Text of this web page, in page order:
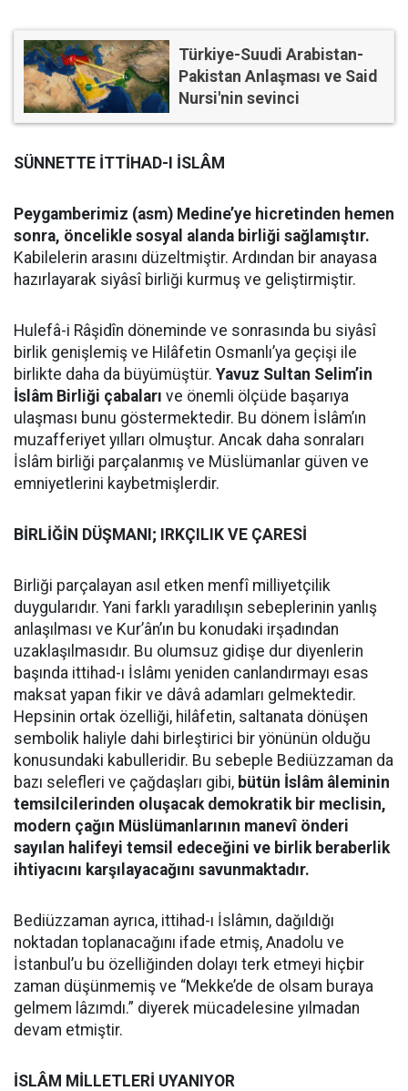
Türkiye-Suudi Arabistan-
Pakistan Anlaşması ve Said
Nursi'nin sevinci
SÜNNETTE İTTİHAD-I İSLÂM
Peygamberimiz (asm) Medine’ye hicretinden hemen
sonra, öncelikle sosyal alanda birliği sağlamıştır.
Kabilelerin arasını düzeltmiştir. Ardından bir anayasa
hazırlayarak siyâsî birliği kurmuş ve geliştirmiştir.
Hulefâ-i Râşidîn döneminde ve sonrasında bu siyâsî
birlik genişlemiş ve Hilâfetin Osmanlı’ya geçişi ile
birlikte daha da büyümüştür. Yavuz Sultan Selim’in
İslâm Birliği çabaları ve önemli ölçüde başarıya
ulaşması bunu göstermektedir. Bu dönem İslâm’ın
muzafferiyet yılları olmuştur. Ancak daha sonraları
İslâm birliği parçalanmış ve Müslümanlar güven ve
emniyetlerini kaybetmişlerdir.
BİRLİĞİN DÜŞMANI; IRKÇILIK VE ÇARESİ
Birliği parçalayan asıl etken menfî milliyetçilik
duygularıdır. Yani farklı yaradılışın sebeplerinin yanlış
anlaşılması ve Kur’ân’ın bu konudaki irşadından
uzaklaşılmasıdır. Bu olumsuz gidişe dur diyenlerin
başında ittihad-ı İslâmı yeniden canlandırmayı esas
maksat yapan fikir ve dâvâ adamları gelmektedir.
Hepsinin ortak özelliği, hilâfetin, saltanata dönüşen
sembolik haliyle dahi birleştirici bir yönünün olduğu
konusundaki kabulleridir. Bu sebeple Bediüzzaman da
bazı selefleri ve çağdaşları gibi, bütün İslâm âleminin
temsilcilerinden oluşacak demokratik bir meclisin,
modern çağın Müslümanlarının manevî önderi
sayılan halifeyi temsil edeceğini ve birlik beraberlik
ihtiyacını karşılayacağını savunmaktadır.
Bediüzzaman ayrıca, ittihad-ı İslâmın, dağıldığı
noktadan toplanacağını ifade etmiş, Anadolu ve
İstanbul’u bu özelliğinden dolayı terk etmeyi hiçbir
zaman düşünmemiş ve “Mekke’de de olsam buraya
gelmem lâzımdı.” diyerek mücadelesine yılmadan
devam etmiştir.
İSLÂM MİLLETLERİ UYANIYOR